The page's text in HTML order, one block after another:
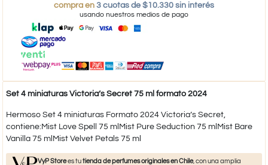
compra en 3 cuotas de $10.330 sin interés
usando nuestros medios de pago
Set 4 miniaturas Victoria’s Secret 75 ml formato 2024
Hermoso Set 4 miniaturas Formato 2024 Victoria’s Secret,
contiene:Mist Love Spell 75 mlMist Pure Seduction 75 mlMist Bare
Vanilla 75 mlMist Velvet Petals 75 ml
VyP Storees tutienda de perfumes originales en Chile, con una amplia